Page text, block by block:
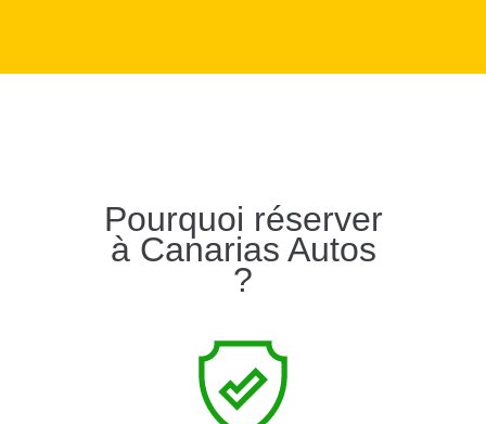
Pourquoi réserver
à Canarias Autos
?